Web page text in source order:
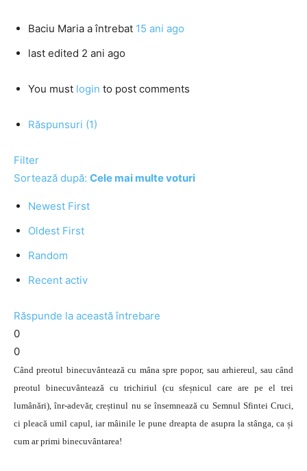
Baciu Maria a întrebat 15 ani ago
last edited 2 ani ago
You must login to post comments
Răspunsuri (1)
Filter
Sortează după: Cele mai multe voturi
Newest First
Oldest First
Random
Recent activ
Răspunde la această întrebare
0
0
Când preotul binecuvântează cu mâna spre popor, sau arhiereul, sau când
preotul binecuvântează cu trichiriul (cu sfeșnicul care are pe el trei
lumânări), înr-adevăr, creștinul nu se însemnează cu Semnul Sfintei Cruci,
ci pleacă umil capul, iar mâinile le pune dreapta de asupra la stânga, ca și
cum ar primi binecuvântarea!